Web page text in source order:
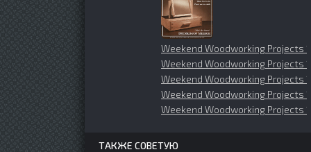
Weekend Woodworking Projects
Weekend Woodworking Projects
Weekend Woodworking Projects
Weekend Woodworking Projects
Weekend Woodworking Projects
ТАКЖЕ СОВЕТУЮ